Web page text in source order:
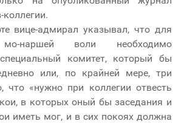
вице-адмирал указывал, что для
мо-наршей воли необходимо
комитет, который бы
или, по крайней мере, три
что «нужно при коллегии отвесть
в которых оный бы заседания и
иметь мог, и в сих покоях должна